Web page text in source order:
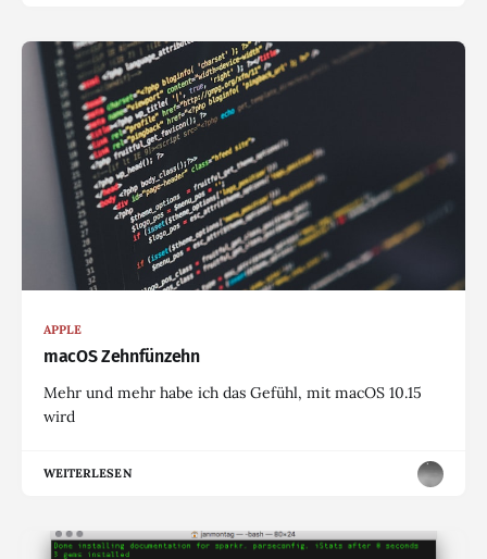
APPLE
macOS Zehnfünzehn
Mehr und mehr habe ich das Gefühl, mit macOS 10.15
wird
WEITERLESEN